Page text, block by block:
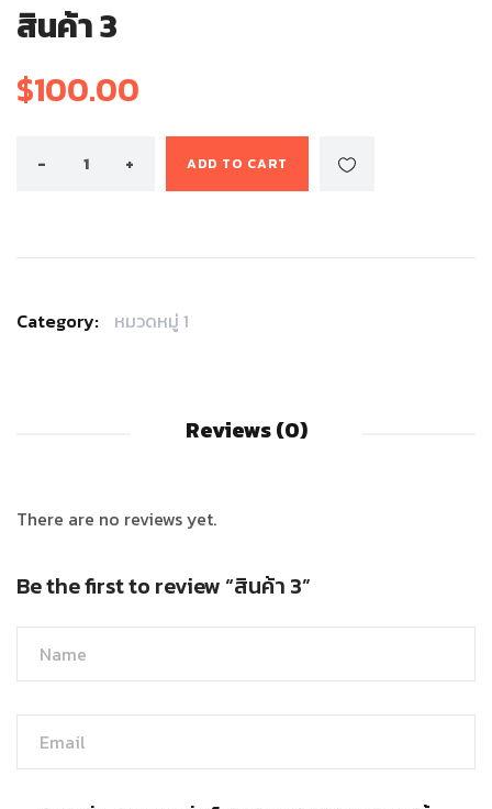
สินค้า 3
$100.00
ADD TO CART
Category: หมวดหมู่ 1
Reviews (0)
There are no reviews yet.
Be the first to review “สินค้า 3”